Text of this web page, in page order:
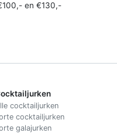
en €130,-
cocktailjurken
cocktailjurken
galajurken